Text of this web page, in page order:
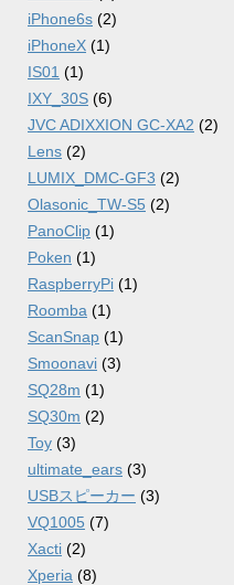
iPhone6s (2)
iPhoneX (1)
IS01 (1)
IXY_30S (6)
JVC ADIXXION GC-XA2 (2)
Lens (2)
LUMIX_DMC-GF3 (2)
Olasonic_TW-S5 (2)
PanoClip (1)
Poken (1)
RaspberryPi (1)
Roomba (1)
ScanSnap (1)
Smoonavi (3)
SQ28m (1)
SQ30m (2)
Toy (3)
ultimate_ears (3)
USBスピーカー (3)
VQ1005 (7)
Xacti (2)
Xperia (8)